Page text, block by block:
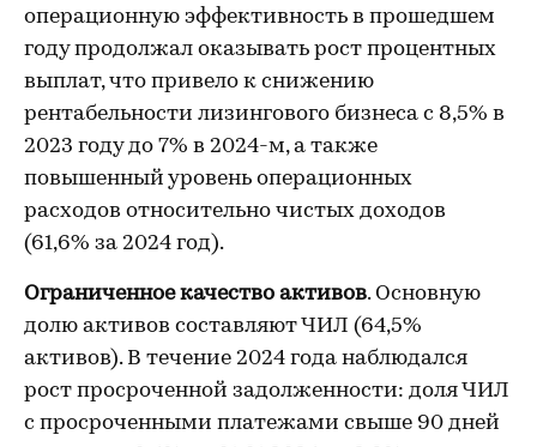
операционную эффективность в прошедшем
году продолжал оказывать рост процентных
выплат, что привело к снижению
рентабельности лизингового бизнеса с 8,5% в
2023 году до 7% в 2024-м, а также
повышенный уровень операционных
расходов относительно чистых доходов
(61,6% за 2024 год).
Ограниченное качество активов. Основную
долю активов составляют ЧИЛ (64,5%
активов). В течение 2024 года наблюдался
рост просроченной задолженности: доля ЧИЛ
с просроченными платежами свыше 90 дней